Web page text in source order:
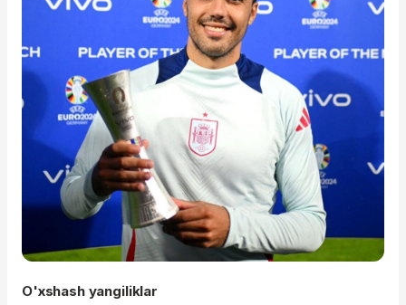
O'xshash yangiliklar